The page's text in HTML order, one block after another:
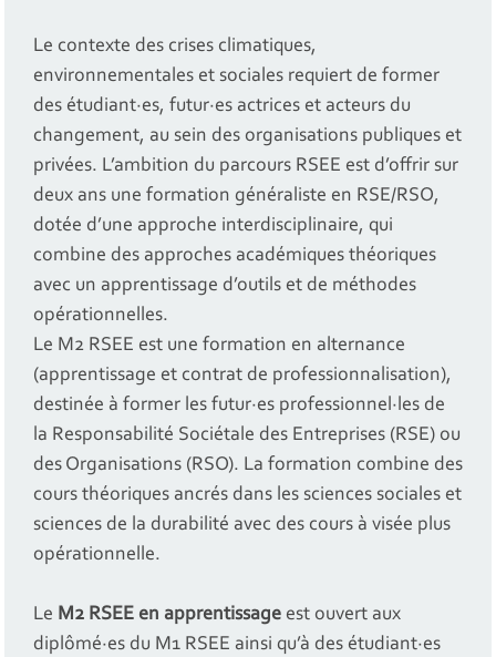
Le contexte des crises climatiques,
environnementales et sociales requiert de former
des étudiant·es, futur·es actrices et acteurs du
changement, au sein des organisations publiques et
privées. L’ambition du parcours RSEE est d’offrir sur
deux ans une formation généraliste en RSE/RSO,
dotée d’une approche interdisciplinaire, qui
combine des approches académiques théoriques
avec un apprentissage d’outils et de méthodes
opérationnelles.
Le M2 RSEE est une formation en alternance
(apprentissage et contrat de professionnalisation),
destinée à former les futur·es professionnel·les de
la Responsabilité Sociétale des Entreprises (RSE) ou
des Organisations (RSO). La formation combine des
cours théoriques ancrés dans les sciences sociales et
sciences de la durabilité avec des cours à visée plus
opérationnelle.
Le M2 RSEE en apprentissage est ouvert aux
diplômé·es du M1 RSEE ainsi qu’à des étudiant·es